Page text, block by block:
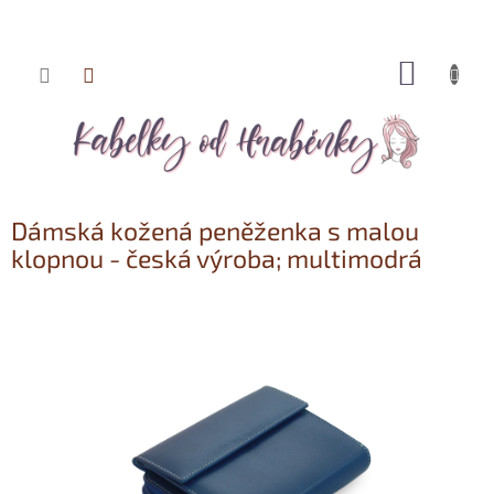
Přejít
Dámská kožená peněženka s malou
klopnou - česká výroba; multimodrá